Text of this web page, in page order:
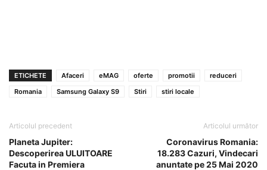
ETICHETE Afaceri eMAG oferte promotii
reduceri
Romania
Samsung Galaxy S9 Stiri stiri locale
Articolul precedent
Planeta Jupiter:
Descoperirea ULUITOARE
Facuta in Premiera
Articolul următor
Coronavirus Romania:
18.283 Cazuri, Vindecari
anuntate pe 25 Mai 2020